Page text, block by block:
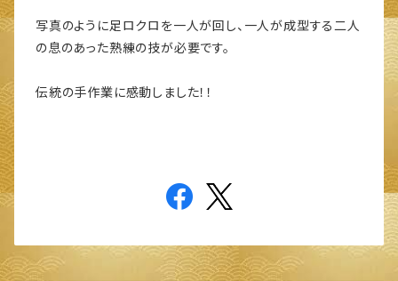
写真のように足ロクロを一人が回し、一人が成型する二人
の息のあった熟練の技が必要です。
伝統の手作業に感動しました！！